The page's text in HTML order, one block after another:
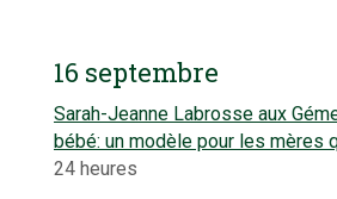
16 septembre
Sarah-Jeanne Labrosse aux
bébé: un modèle pour les mères
24 heures